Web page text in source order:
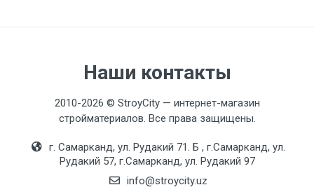
Наши контакты
2010-2026 © StroyCity — интернет-магазин
стройматериалов. Все права защищены.
г. Самарканд, ул. Рудакий 71. Б , г.Самарканд, ул.
Рудакий 57, г.Самарканд, ул. Рудакий 97
info@stroycity.uz